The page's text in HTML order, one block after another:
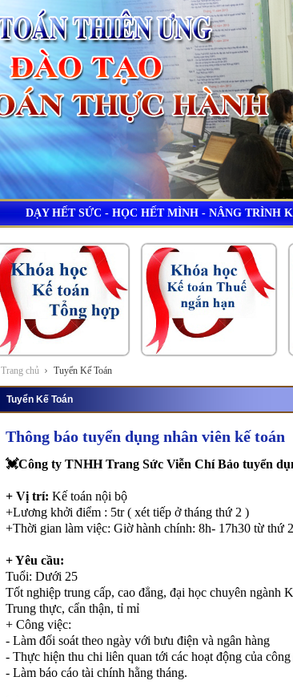
DẠY HẾT SỨC - HỌC HẾT MÌNH - NÂNG TRÌNH
Trang chủ Tuyển Kế Toán
Tuyển Kế Toán
Thông báo tuyển dụng nhân viên kế toán
💓Công ty TNHH Trang Sức Viễn Chí Bảo tuyển
+ Vị trí: Kế toán nội bộ
+Lương khởi điểm : 5tr ( xét tiếp ở tháng thứ 2 )
+Thời gian làm việc: Giờ hành chính: 8h- 17h30 từ thứ
+ Yêu cầu:
Tuổi: Dưới 25
Tốt nghiệp trung cấp, cao đẳng, đại học chuyên ngành
Trung thực, cẩn thận, tỉ mỉ
+ Công việc:
- Làm đối soát theo ngày với bưu điện và ngân hàng
- Thực hiện thu chi liên quan tới các hoạt động của
- Làm báo cáo tài chính hằng tháng.